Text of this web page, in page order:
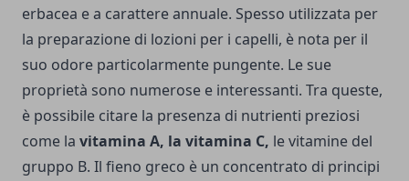
erbacea e a carattere annuale. Spesso utilizzata per
la preparazione di lozioni per i capelli, è nota per il
suo odore particolarmente pungente. Le sue
proprietà sono numerose e interessanti. Tra queste,
è possibile citare la presenza di nutrienti preziosi
come la vitamina A, la vitamina C, le vitamine del
gruppo B. Il fieno greco è un concentrato di principi